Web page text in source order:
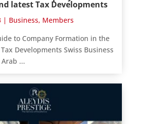
latest Tax Developments
| Business, Members
to Company Formation in the
Developments Swiss Business
...